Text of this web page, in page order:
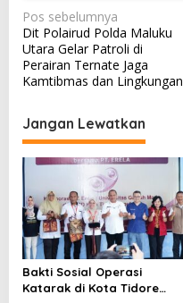
N
a
v
i
g
a
s
i
p
o
s
Pos sebelumnya
Dit Polairud Polda Maluku
Utara Gelar Patroli di
Perairan Ternate Jaga
Kamtibmas dan Lingkungan
Jangan Lewatkan
Bakti Sosial Operasi
Katarak di Kota Tidore